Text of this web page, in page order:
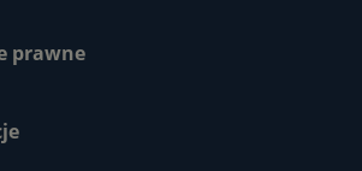
prawne